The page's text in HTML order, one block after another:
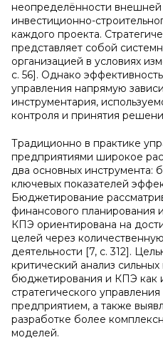
неопределённости внешней
инвестиционно-
каждого проекта.
представляет собой
организацией в условиях
с. 56]. Однако
управления напрямую
инструментария,
контроля и принятия
Традиционно в практике
предприятиями широкое
два основных инструмента:
ключевых показателей
Бюджетирование
финансового планирования
КПЭ ориентирована на
целей через
деятельности [7, с. 312].
критический анализ
бюджетирования и КПЭ как
стратегического
предприятием, а также
разработке более
моделей.